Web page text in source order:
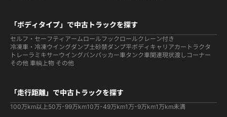
「ボディタイプ」で中古トラックを探す
セルフ・セーフティ アームロールフックロールクレーン付き
冷凍車・冷凍ウイングダンプ土砂禁ダンプ平ボディ キャリアカー トラクタ
トレーラ ミキサーウイングバンパッカー車タンク車関連現状渡しコーナー
その他 車輌上物 その他
「走行距離」で中古トラックを探す
100万km以上50万-99万km10万-49万km1万-9万km1万km未満